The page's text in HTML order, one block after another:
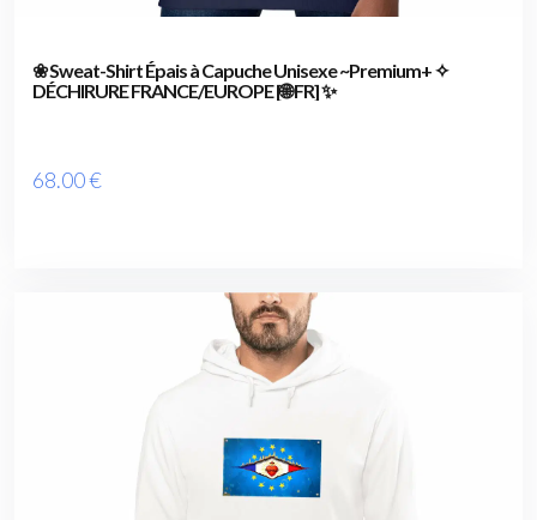
❀ Sweat-Shirt Épais à Capuche Unisexe ~Premium+ ✧
DÉCHIRURE FRANCE/EUROPE [🌐 FR] ✨
68.00€